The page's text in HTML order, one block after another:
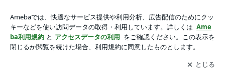
アプリをダウンロードして ブログの更新通知
を受け取りまし
ょう。
開く